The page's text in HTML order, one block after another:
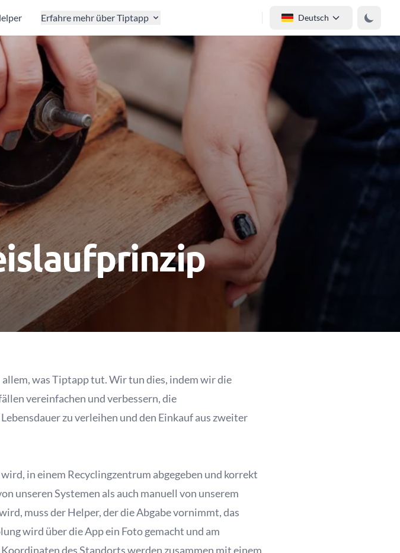
Deutsch
Erfahre mehr über Tiptapp
was Tiptapp tut. Wir tun dies, indem wir die
vereinfachen und verbessern, die
zu verleihen und den Einkauf aus zweiter
in einem Recyclingzentrum abgegeben und korrekt
unseren Systemen als auch manuell von unserem
muss der Helper, der die Abgabe vornimmt, das
wird über die App ein Foto gemacht und am
des Standorts werden zusammen mit einem